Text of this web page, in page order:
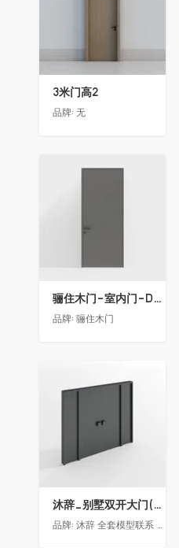
3米门高2
品牌: 无
骊住木门-室内门-DAA标准门-方形把手-2350-灰色
品牌: 骊住木门
沐辞_别墅双开大门(大型)(漏光加厚度)
品牌: 沐辞 全套模型联系 Vx:Muci0003